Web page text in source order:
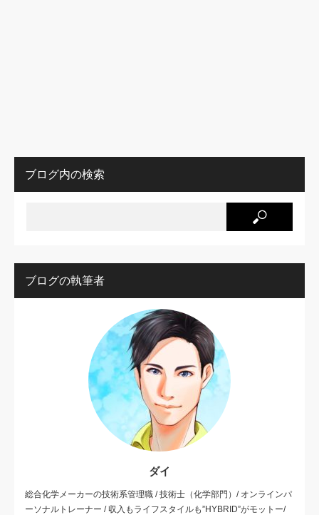
ブログ内の検索
ブログの執筆者
ダイ
総合化学メーカーの技術系管理職 / 技術士（化学部門）/ オンラインパ
ーソナルトレーナー / 収入もライフスタイルも”HYBRID”がモットー/